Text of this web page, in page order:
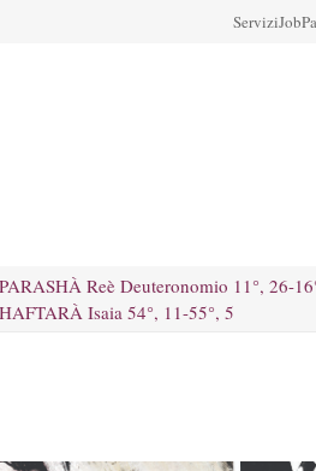
ServiziJob
PARASHÀ Reè Deuteronomio 11°, 26-
HAFTARÀ Isaia 54°, 11-55°, 5